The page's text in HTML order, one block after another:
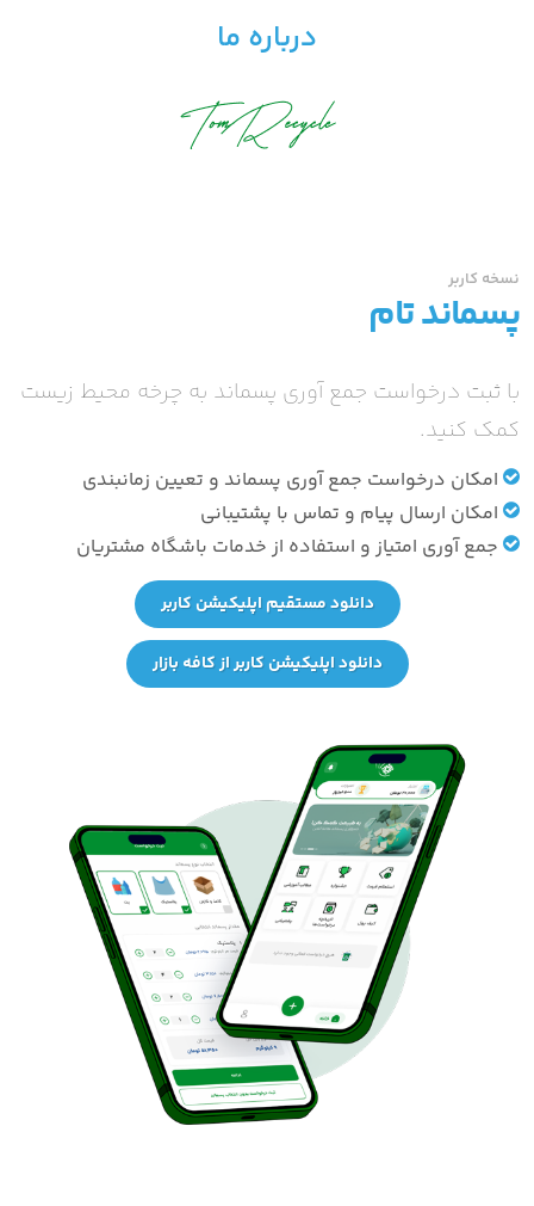
درباره ما
نسخه کاربر
پسماند تام
با ثبت درخواست جمع آوری پسماند به چرخه محیط زیست
کمک کنید.
امکان درخواست جمع آوری پسماند و تعیین زمانبندی
امکان ارسال پیام و تماس با پشتیبانی
جمع آوری امتیاز و استفاده از خدمات باشگاه مشتریان
دانلود مستقیم اپلیکیشن کاربر
دانلود اپلیکیشن کاربر از کافه بازار